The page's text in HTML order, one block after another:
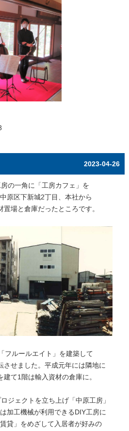
2023-04-26
の一角に「工房カフェ」を
原区下新城2丁目、本社から
場と倉庫だったところです。
フルールエイト」を建築して
させました。平成元年には隣地に
て1階は輸入資材の倉庫に。
ジェクトを立ち上げ「中原工房」
加工機械が利用できるDIY工房に
貸」をめざして入居者が好みの